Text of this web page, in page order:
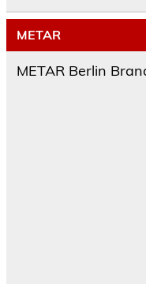
METAR
METAR Berlin